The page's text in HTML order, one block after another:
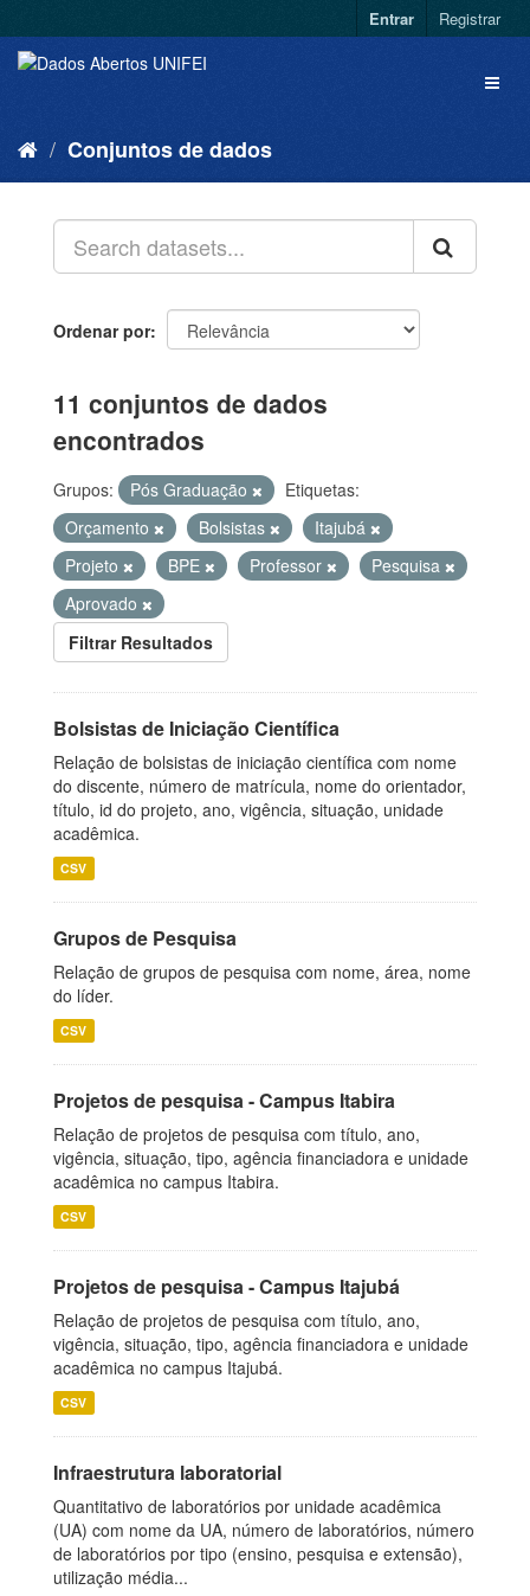
Entrar Registrar
Conjuntos de dados
Ordenar por
11 conjuntos de dados
encontrados
Grupos: Pós Graduação
Etiquetas:
Orçamento
Bolsistas
Itajubá
Projeto
BPE Professor
Pesquisa
Aprovado
Filtrar Resultados
Bolsistas de Iniciação Científica
Relação de bolsistas de iniciação científica com nome
do discente, número de matrícula, nome do orientador,
título, id do projeto, ano, vigência, situação, unidade
acadêmica.
CSV
Grupos de Pesquisa
Relação de grupos de pesquisa com nome, área, nome
do líder.
CSV
Projetos de pesquisa - Campus Itabira
Relação de projetos de pesquisa com título, ano,
vigência, situação, tipo, agência financiadora e unidade
acadêmica no campus Itabira.
CSV
Projetos de pesquisa - Campus Itajubá
Relação de projetos de pesquisa com título, ano,
vigência, situação, tipo, agência financiadora e unidade
acadêmica no campus Itajubá.
CSV
Infraestrutura laboratorial
Quantitativo de laboratórios por unidade acadêmica
(UA) com nome da UA, número de laboratórios, número
de laboratórios por tipo (ensino, pesquisa e extensão),
utilização média...